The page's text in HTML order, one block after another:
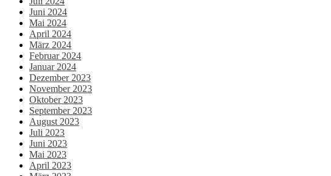
Juni 2024
Mai 2024
April 2024
März 2024
Februar 2024
Januar 2024
Dezember 2023
November 2023
Oktober 2023
September 2023
August 2023
Juli 2023
Juni 2023
Mai 2023
April 2023